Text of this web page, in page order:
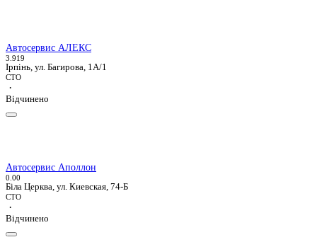
Автосервис АЛЕКС
3.919
Ірпінь, ул. Багирова, 1А/1
СТО
·
Відчинено
Автосервис Аполлон
0.00
Біла Церква, ул. Киевская, 74-Б
СТО
·
Відчинено